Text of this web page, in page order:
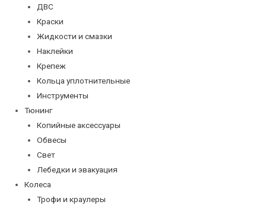
ДВС
Краски
Жидкости и смазки
Наклейки
Крепеж
Кольца уплотнительные
Инструменты
Тюнинг
Копийные аксессуары
Обвесы
Свет
Лебедки и эвакуация
Колеса
Трофи и краулеры